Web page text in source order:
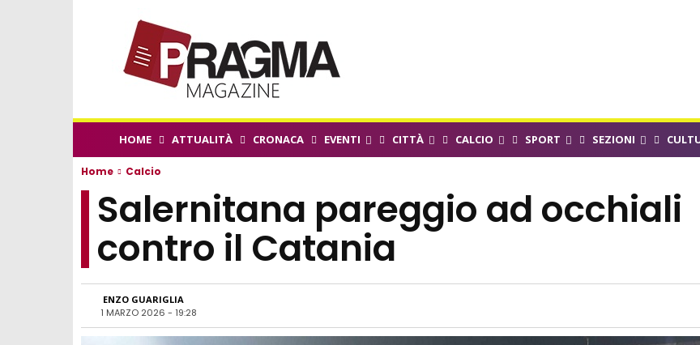
HOME ATTUALITÀ CRONACA EVENTI CITTÀ CALCIO SPORT SEZIONI
Home Calcio
Salernitana pareggio ad occhiali
contro il Catania
ENZO GUARIGLIA
1 MARZO 2026 - 19:28